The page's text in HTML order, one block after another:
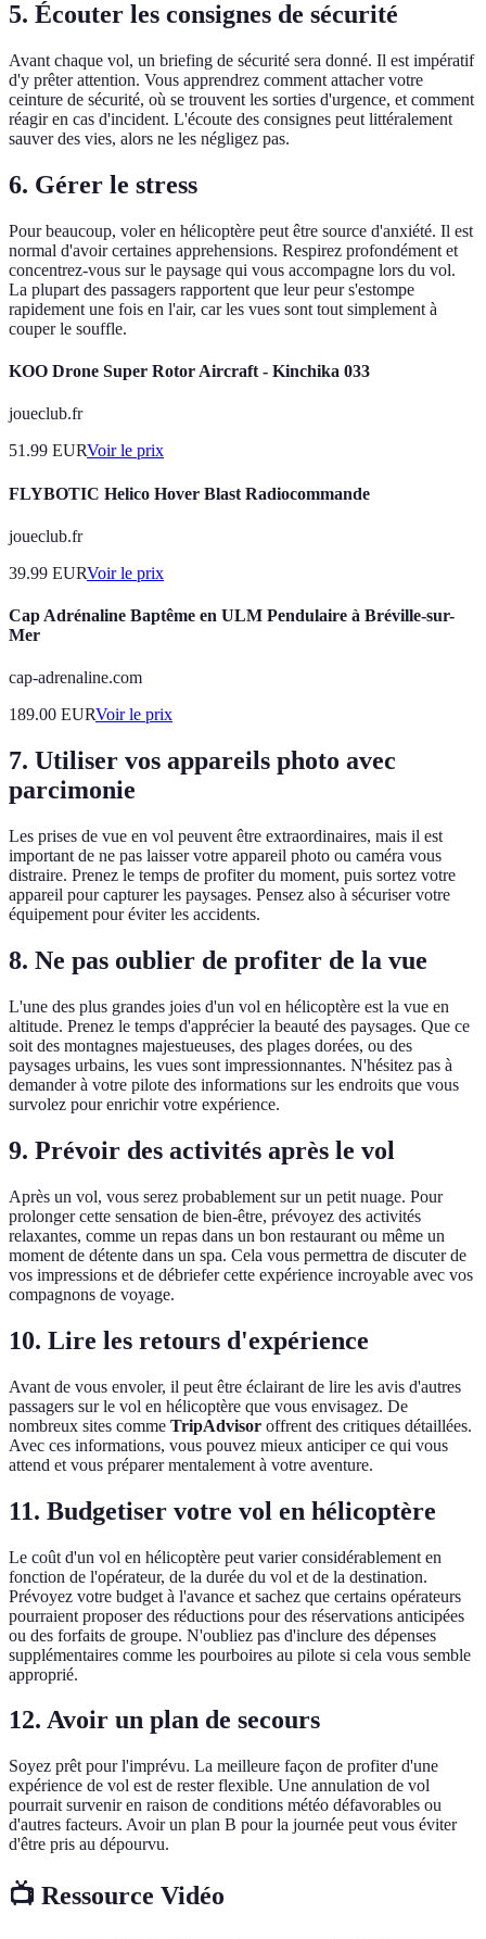
5. Écouter les consignes de sécurité
Avant chaque vol, un briefing de sécurité sera donné. Il est impératif
d'y prêter attention. Vous apprendrez comment attacher votre
ceinture de sécurité, où se trouvent les sorties d'urgence, et comment
réagir en cas d'incident. L'écoute des consignes peut littéralement
sauver des vies, alors ne les négligez pas.
6. Gérer le stress
Pour beaucoup, voler en hélicoptère peut être source d'anxiété. Il est
normal d'avoir certaines apprehensions. Respirez profondément et
concentrez-vous sur le paysage qui vous accompagne lors du vol.
La plupart des passagers rapportent que leur peur s'estompe
rapidement une fois en l'air, car les vues sont tout simplement à
couper le souffle.
KOO Drone Super Rotor Aircraft - Kinchika 033
joueclub.fr
51.99 EURVoir le prix
FLYBOTIC Helico Hover Blast Radiocommande
joueclub.fr
39.99 EURVoir le prix
Cap Adrénaline Baptême en ULM Pendulaire à Bréville-sur-
Mer
cap-adrenaline.com
189.00 EURVoir le prix
7. Utiliser vos appareils photo avec
parcimonie
Les prises de vue en vol peuvent être extraordinaires, mais il est
important de ne pas laisser votre appareil photo ou caméra vous
distraire. Prenez le temps de profiter du moment, puis sortez votre
appareil pour capturer les paysages. Pensez also à sécuriser votre
équipement pour éviter les accidents.
8. Ne pas oublier de profiter de la vue
L'une des plus grandes joies d'un vol en hélicoptère est la vue en
altitude. Prenez le temps d'apprécier la beauté des paysages. Que ce
soit des montagnes majestueuses, des plages dorées, ou des
paysages urbains, les vues sont impressionnantes. N'hésitez pas à
demander à votre pilote des informations sur les endroits que vous
survolez pour enrichir votre expérience.
9. Prévoir des activités après le vol
Après un vol, vous serez probablement sur un petit nuage. Pour
prolonger cette sensation de bien-être, prévoyez des activités
relaxantes, comme un repas dans un bon restaurant ou même un
moment de détente dans un spa. Cela vous permettra de discuter de
vos impressions et de débriefer cette expérience incroyable avec vos
compagnons de voyage.
10. Lire les retours d'expérience
Avant de vous envoler, il peut être éclairant de lire les avis d'autres
passagers sur le vol en hélicoptère que vous envisagez. De
nombreux sites comme TripAdvisor offrent des critiques détaillées.
Avec ces informations, vous pouvez mieux anticiper ce qui vous
attend et vous préparer mentalement à votre aventure.
11. Budgetiser votre vol en hélicoptère
Le coût d'un vol en hélicoptère peut varier considérablement en
fonction de l'opérateur, de la durée du vol et de la destination.
Prévoyez votre budget à l'avance et sachez que certains opérateurs
pourraient proposer des réductions pour des réservations anticipées
ou des forfaits de groupe. N'oubliez pas d'inclure des dépenses
supplémentaires comme les pourboires au pilote si cela vous semble
approprié.
12. Avoir un plan de secours
Soyez prêt pour l'imprévu. La meilleure façon de profiter d'une
expérience de vol est de rester flexible. Une annulation de vol
pourrait survenir en raison de conditions météo défavorables ou
d'autres facteurs. Avoir un plan B pour la journée peut vous éviter
d'être pris au dépourvu.
📺 Ressource Vidéo